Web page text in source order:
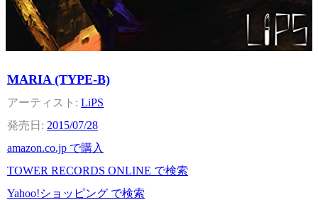
MARIA (TYPE-B)
LiPS
2015/07/28
amazon.co.jp で購入
TOWER RECORDS ONLINE で検索
Yahoo!ショッピング で検索